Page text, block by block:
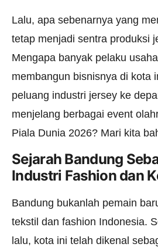
Lalu, apa sebenarnya yang
tetap menjadi sentra produksi
Mengapa banyak pelaku
membangun bisnisnya di kota
peluang industri jersey ke
menjelang berbagai event
Piala Dunia 2026? Mari kita
Sejarah Bandung
Industri Fashion dan
Bandung bukanlah pemain
tekstil dan fashion Indonesia.
lalu, kota ini telah dikenal